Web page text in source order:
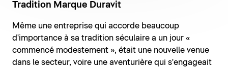
Tradition Marque Duravit
Même une entreprise qui accorde beaucoup
d'importance à sa tradition séculaire a un jour «
commencé modestement », était une nouvelle venue
dans le secteur, voire une aventurière qui s'engageait